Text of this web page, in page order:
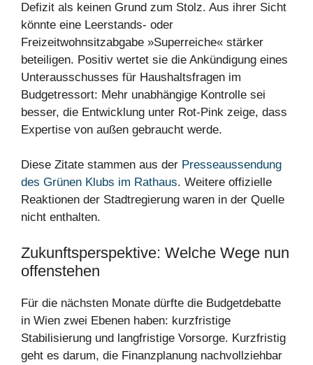
Defizit als keinen Grund zum Stolz. Aus ihrer Sicht
könnte eine Leerstands‑ oder
Freizeitwohnsitzabgabe »Superreiche« stärker
beteiligen. Positiv wertet sie die Ankündigung eines
Unterausschusses für Haushaltsfragen im
Budgetressort: Mehr unabhängige Kontrolle sei
besser, die Entwicklung unter Rot‑Pink zeige, dass
Expertise von außen gebraucht werde.
Diese Zitate stammen aus der Presseaussendung
des Grünen Klubs im Rathaus. Weitere offizielle
Reaktionen der Stadtregierung waren in der Quelle
nicht enthalten.
Zukunftsperspektive: Welche Wege nun
offenstehen
Für die nächsten Monate dürfte die Budgetdebatte
in Wien zwei Ebenen haben: kurzfristige
Stabilisierung und langfristige Vorsorge. Kurzfristig
geht es darum, die Finanzplanung nachvollziehbar